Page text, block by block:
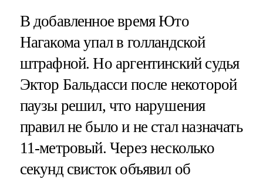
В добавленное время Юто
Нагакома упал в голландской
штрафной. Но аргентинский судья
Эктор Бальдасси после некоторой
паузы решил, что нарушения
правил не было и не стал назначать
11-метровый. Через несколько
секунд свисток объявил об